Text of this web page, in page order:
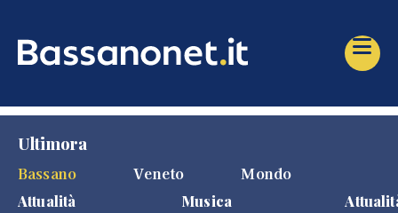
Ultimora
Bassano
Veneto Mondo
Attualità Musica